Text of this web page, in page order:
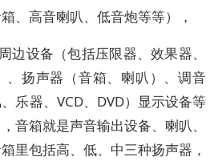
、高音喇叭、低音炮等等），
边设备（包括压限器、效果器、
、扬声器（音箱、喇叭）、调音
乐器、VCD、DVD）显示设备等
音箱就是声音输出设备、喇叭、
里包括高、低、中三种扬声器，